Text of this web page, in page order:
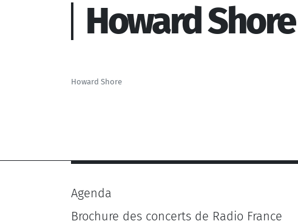
Howard Shore
Howard Shore
Agenda
Brochure des concerts de Radio France